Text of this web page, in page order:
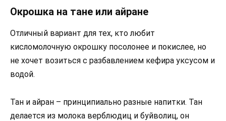
Окрошка на тане или айране
Отличный вариант для тех, кто любит
кисломолочную окрошку посолонее и покислее, но
не хочет возиться с разбавлением кефира уксусом и
водой.
Тан и айран – принципиально разные напитки. Тан
делается из молока верблюдиц и буйволиц, он